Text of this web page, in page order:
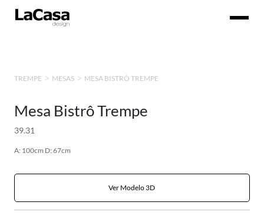
TREMPE MESAS MESA BISTRÔ TREMPE
Mesa Bistrô Trempe
39.31
A: 100cm D: 67cm
Ver Modelo 3D